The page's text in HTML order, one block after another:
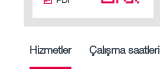
Hizmetler Çalışma saatleri